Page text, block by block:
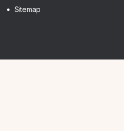
Sitemap